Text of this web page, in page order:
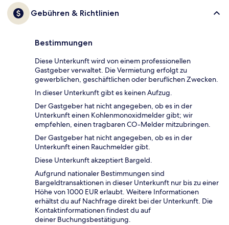
Gebühren & Richtlinien
Bestimmungen
Diese Unterkunft wird von einem professionellen
Gastgeber verwaltet. Die Vermietung erfolgt zu
gewerblichen, geschäftlichen oder beruflichen Zwecken.
In dieser Unterkunft gibt es keinen Aufzug.
Der Gastgeber hat nicht angegeben, ob es in der
Unterkunft einen Kohlenmonoxidmelder gibt; wir
empfehlen, einen tragbaren CO-Melder mitzubringen.
Der Gastgeber hat nicht angegeben, ob es in der
Unterkunft einen Rauchmelder gibt.
Diese Unterkunft akzeptiert Bargeld.
Aufgrund nationaler Bestimmungen sind
Bargeldtransaktionen in dieser Unterkunft nur bis zu einer
Höhe von 1000 EUR erlaubt. Weitere Informationen
erhältst du auf Nachfrage direkt bei der Unterkunft. Die
Kontaktinformationen findest du auf
deiner Buchungsbestätigung.